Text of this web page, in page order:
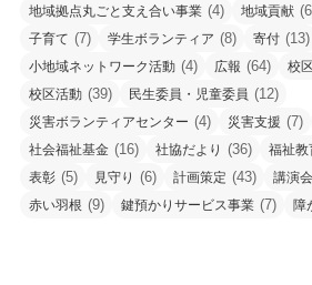
地域拠点丸ごと支え合い事業 (4) 地域貢献
子育て (7) 学生ボランティア (8) 寄付 (13)
小地域ネットワーク活動 (4) 広報 (64) 校
校区活動 (39) 民生委員・児童委員 (12)
災害ボランティアセンター (4) 災害支援 (7)
社会福祉基金 (16) 社協だより (36) 福祉教
表彰 (5) 見守り (6) 計画策定 (43) 講演会
赤い羽根 (9) 鍵預かりサービス事業 (7) 障